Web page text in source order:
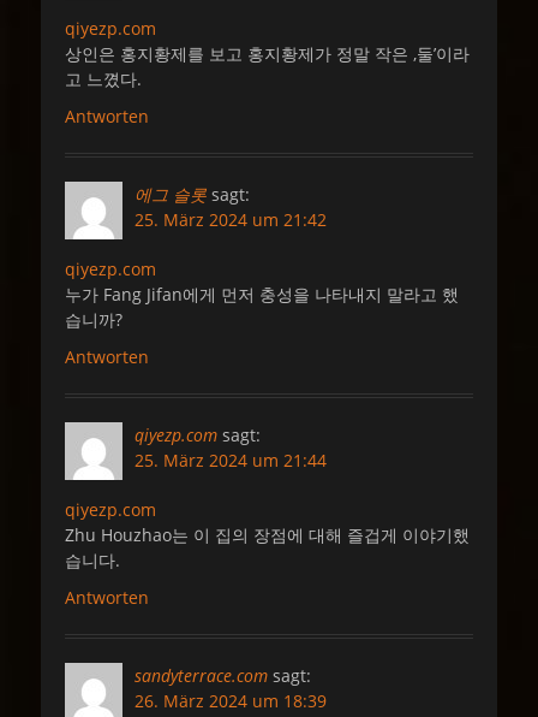
qiyezp.com
상인은 홍지황제를 보고 홍지황제가 정말 작은 ‚둘’이라
고 느꼈다.
Antworten
에그 슬롯 sagt:
25. März 2024 um 21:42
qiyezp.com
누가 Fang Jifan에게 먼저 충성을 나타내지 말라고 했
습니까?
Antworten
qiyezp.com sagt:
25. März 2024 um 21:44
qiyezp.com
Zhu Houzhao는 이 집의 장점에 대해 즐겁게 이야기했
습니다.
Antworten
sandyterrace.com sagt:
26. März 2024 um 18:39